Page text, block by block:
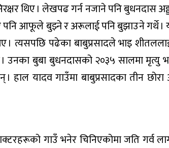
थिए । लेखपढ गर्न नजाने पनि बुधनदास
आफूले बुझ्ने र अरूलाई पनि बुझाउने गर्थे ।
। त्यसपछि पढेका बाबुप्रसादले भाइ
। उनका बुबा बुधनदासको २०३५ सालमा मृत्यु
हाल यादव गाउँमा बाबुप्रसादका तीन
गाउँ भनेर चिनिएकोमा जति गर्व